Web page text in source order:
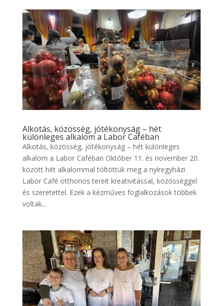
Alkotás, közösség, jótékonyság – hét
különleges alkalom a Labor Caféban
Alkotás, közösség, jótékonyság – hét különleges
alkalom a Labor Caféban Október 11. és november 20.
között hét alkalommal töltöttük meg a nyíregyházi
Labor Café otthonos tereit kreativitással, közösséggel
és szeretettel. Ezek a kézműves foglalkozások többek
voltak...